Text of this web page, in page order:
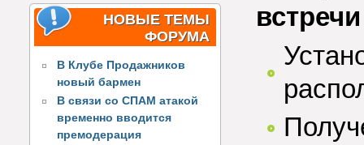
НОВЫЕ ТЕМЫ
ФОРУМА
В Клубе Продажников
новый бармен
В связи со СПАМ атакой
временно вводится
премодерация
встречи